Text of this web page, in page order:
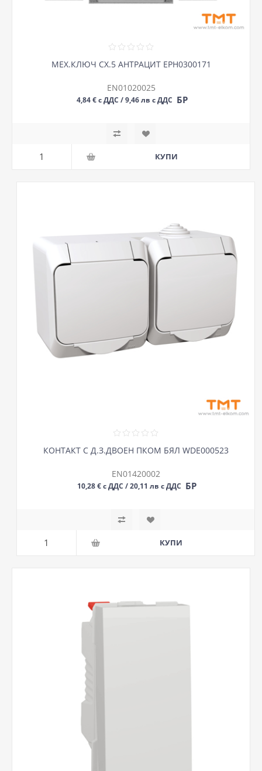
МЕХ.КЛЮЧ СХ.5 АНТРАЦИТ EPH0300171
EN01020025
4,84 € с ДДС / 9,46 лв с ДДС БР
КОНТАКТ С Д.З.ДВОЕН ПКОМ БЯЛ WDE000523
EN01420002
10,28 € с ДДС / 20,11 лв с ДДС БР